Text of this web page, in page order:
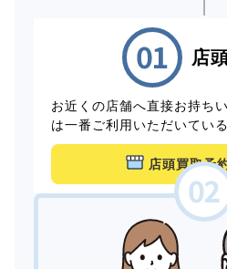
店
お近くの店舗へ直接お持ち
は一番ご利用いただいてい
店頭買取予